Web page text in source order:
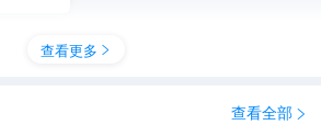
查看更多 
查看全部 